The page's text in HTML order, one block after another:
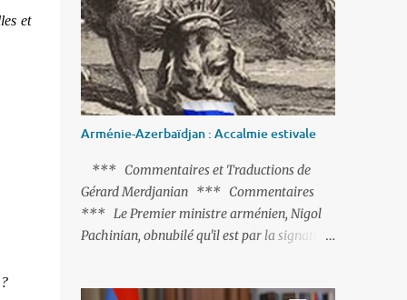
et
une partie de l’armée et trouve normal que
les putschistes soient jugés. Mais là où le bât
blesse, c’est sur les actions menées par le
président Erdoğan, et pour certains sur la
réalisation du putsch lui-même.
Arménie-Azerbaïdjan : Accalmie estivale
*** Commentaires et Traductions de
Gérard Merdjanian *** Commentaires
*** Le Premier ministre arménien, Nigol
Pachinian, obnubilé qu'il est par la signature